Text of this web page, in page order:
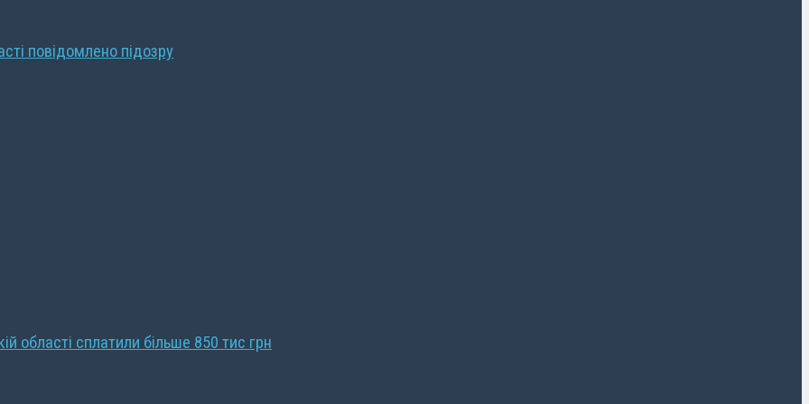
повідомлено підозру
області сплатили більше 850 тис грн